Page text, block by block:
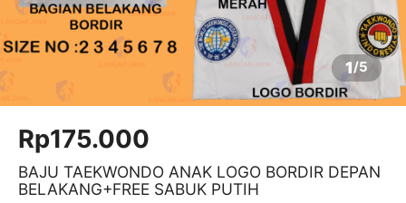
1/5
Rp175.000
BAJU TAEKWONDO ANAK LOGO BORDIR DEPAN
BELAKANG+FREE SABUK PUTIH